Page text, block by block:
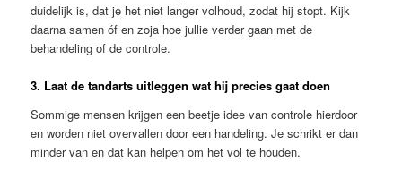
duidelijk is, dat je het niet langer volhoud, zodat hij stopt. Kijk
daarna samen óf en zoja hoe jullie verder gaan met de
behandeling of de controle.
3. Laat de tandarts uitleggen wat hij precies gaat doen
Sommige mensen krijgen een beetje idee van controle hierdoor
en worden niet overvallen door een handeling. Je schrikt er dan
minder van en dat kan helpen om het vol te houden.